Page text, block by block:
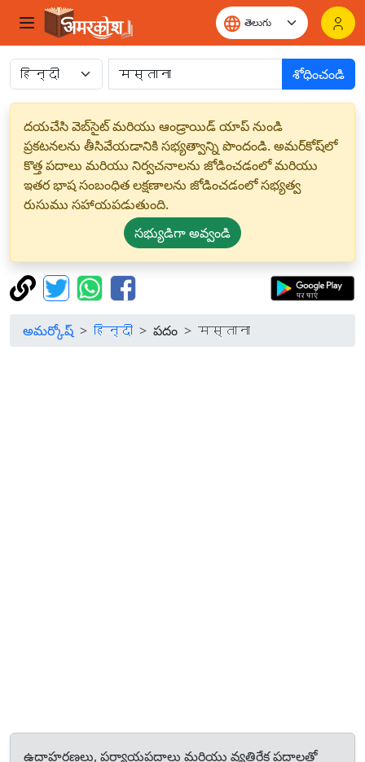
శోధించండి
దయచేసి వెబ్‌సైట్ మరియు ఆండ్రాయిడ్ యాప్ నుండి
ప్రకటనలను తీసివేయడానికి సభ్యత్వాన్ని పొందండి. అమర్‌కోష్‌లో
కొత్త పదాలు మరియు నిర్వచనాలను జోడించడంలో మరియు
ఇతర భాష సంబంధిత లక్షణాలను జోడించడంలో సభ్యత్వ
రుసుము సహాయపడుతుంది.
సభ్యుడిగా అవ్వండి
అమర్కోష్ हिन्दी పదం मस्ताना
ఉదాహరణలు, పర్యాయపదాలు మరియు వ్యతిరేక పదాలతో